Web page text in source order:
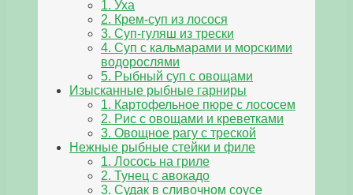
1. Уха
2. Крем-суп из лосося
3. Суп-гуляш из трески
4. Суп с кальмарами и морскими
водорослями
5. Рыбный суп с овощами
Изысканные рыбные гарниры
1. Картофельное пюре с лососем
2. Рис с овощами и креветками
3. Овощное рагу с треской
Нежные рыбные стейки и филе
1. Лосось на гриле
2. Тунец с авокадо
3. Судак в сливочном соусе